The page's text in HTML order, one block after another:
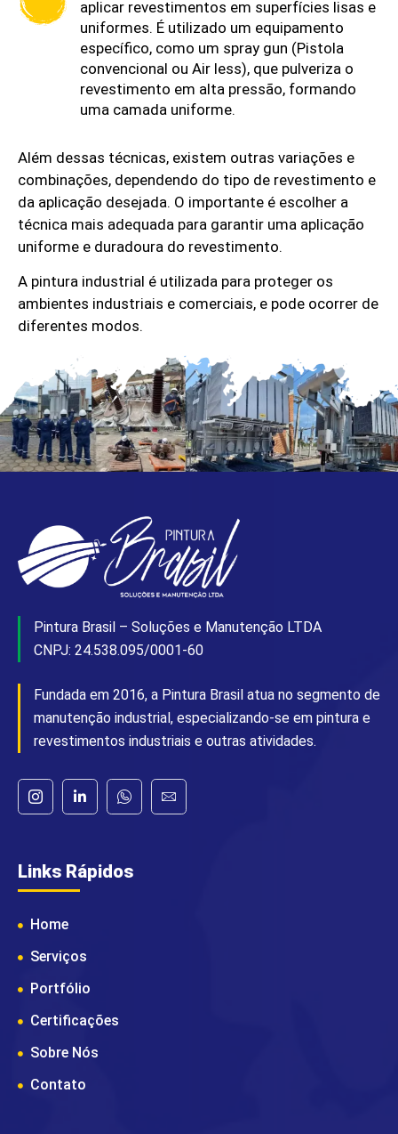
aplicar revestimentos em superfícies lisas e
uniformes. É utilizado um equipamento
específico, como um spray gun (Pistola
convencional ou Air less), que pulveriza o
revestimento em alta pressão, formando
uma camada uniforme.
Além dessas técnicas, existem outras variações e
combinações, dependendo do tipo de revestimento e
da aplicação desejada. O importante é escolher a
técnica mais adequada para garantir uma aplicação
uniforme e duradoura do revestimento.
A pintura industrial é utilizada para proteger os
ambientes industriais e comerciais, e pode ocorrer de
diferentes modos.
Pintura Brasil – Soluções e Manutenção LTDA
CNPJ: 24.538.095/0001-60
Fundada em 2016, a Pintura Brasil atua no segmento de
manutenção industrial, especializando-se em pintura e
revestimentos industriais e outras atividades.
Links Rápidos
Home
Serviços
Portfólio
Certificações
Sobre Nós
Contato